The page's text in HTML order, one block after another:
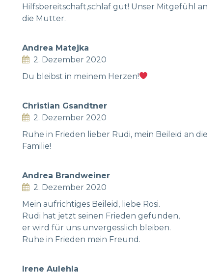
Hilfsbereitschaft,schlaf gut! Unser Mitgefühl an
die Mutter.
Andrea Matejka
2. Dezember 2020
Du bleibst in meinem Herzen!
Christian Gsandtner
2. Dezember 2020
Ruhe in Frieden lieber Rudi, mein Beileid an die
Familie!
Andrea Brandweiner
2. Dezember 2020
Mein aufrichtiges Beileid, liebe Rosi.
Rudi hat jetzt seinen Frieden gefunden,
er wird für uns unvergesslich bleiben.
Ruhe in Frieden mein Freund.
Irene Aulehla